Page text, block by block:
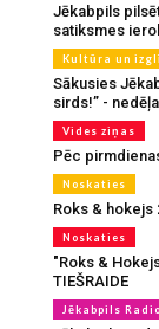
Jēkabpils
satiksmes
Kultūra un
Sākusies
sirds!” -
Vides ziņas
Pēc
Noskaties
Roks & hokejs
Noskaties
"Roks &
TIEŠRAIDE
Jēkabpils